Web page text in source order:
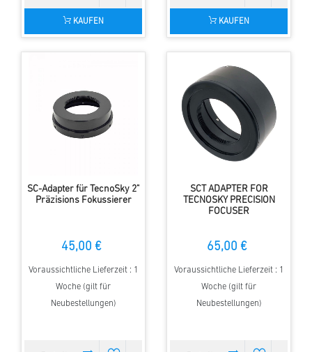
KAUFEN KAUFEN
SC-Adapter für TecnoSky 2"
Präzisions Fokussierer
45,00 €
Voraussichtliche Lieferzeit : 1
Woche (gilt für
Neubestellungen)
SCT ADAPTER FOR
TECNOSKY PRECISION
FOCUSER
65,00 €
Voraussichtliche Lieferzeit : 1
Woche (gilt für
Neubestellungen)